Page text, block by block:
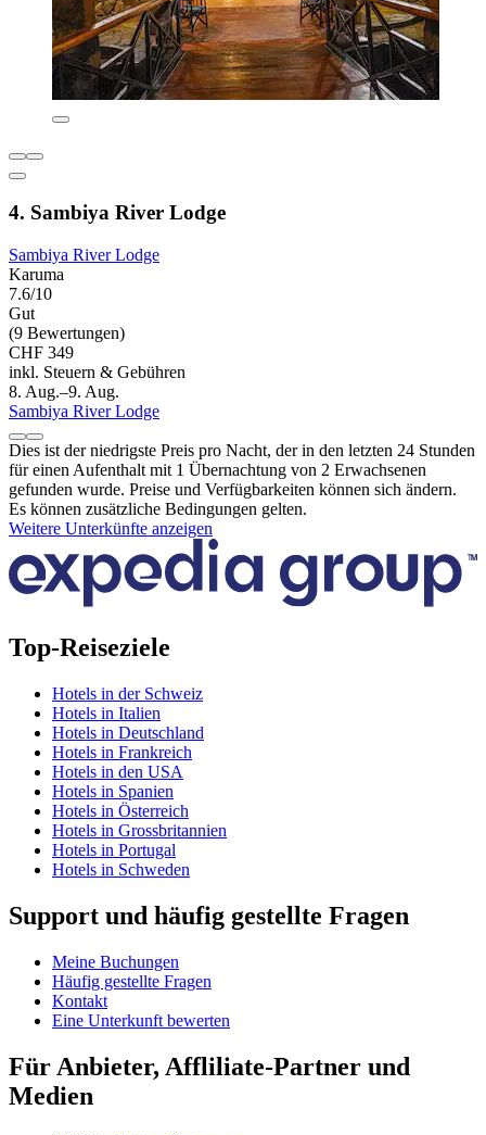
4. Sambiya River Lodge
Sambiya River Lodge
Karuma
7.6/10
Gut
(9 Bewertungen)
CHF 349
inkl. Steuern & Gebühren
8. Aug.–9. Aug.
Sambiya River Lodge
Dies ist der niedrigste Preis pro Nacht, der in den letzten 24 Stunden
für einen Aufenthalt mit 1 Übernachtung von 2 Erwachsenen
gefunden wurde. Preise und Verfügbarkeiten können sich ändern.
Es können zusätzliche Bedingungen gelten.
Weitere Unterkünfte anzeigen
Top-Reiseziele
Hotels in der Schweiz
Hotels in Italien
Hotels in Deutschland
Hotels in Frankreich
Hotels in den USA
Hotels in Spanien
Hotels in Österreich
Hotels in Grossbritannien
Hotels in Portugal
Hotels in Schweden
Support und häufig gestellte Fragen
Meine Buchungen
Häufig gestellte Fragen
Kontakt
Eine Unterkunft bewerten
Für Anbieter, Affliliate-Partner und
Medien